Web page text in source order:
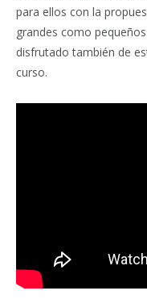
para ellos con la
grandes como
disfrutado también de
curso.